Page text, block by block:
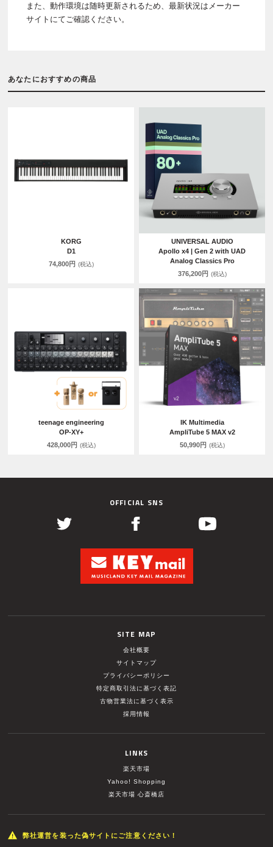
また、動作環境は随時更新されるため、最新状況はメーカー
サイトにてご確認ください。
あなたにおすすめの商品
KORG
D1
74,800円 (税込)
UNIVERSAL AUDIO
Apollo x4 | Gen 2 with UAD
Analog Classics Pro
376,200円 (税込)
teenage engineering
OP-XY+
428,000円 (税込)
IK Multimedia
AmpliTube 5 MAX v2
50,990円 (税込)
OFFICIAL SNS
SITE MAP
会社概要
サイトマップ
プライバシーポリシー
特定商取引法に基づく表記
古物営業法に基づく表示
採用情報
LINKS
楽天市場
Yahoo! Shopping
楽天市場 心斎橋店
弊社運営を装った偽サイトにご注意ください！